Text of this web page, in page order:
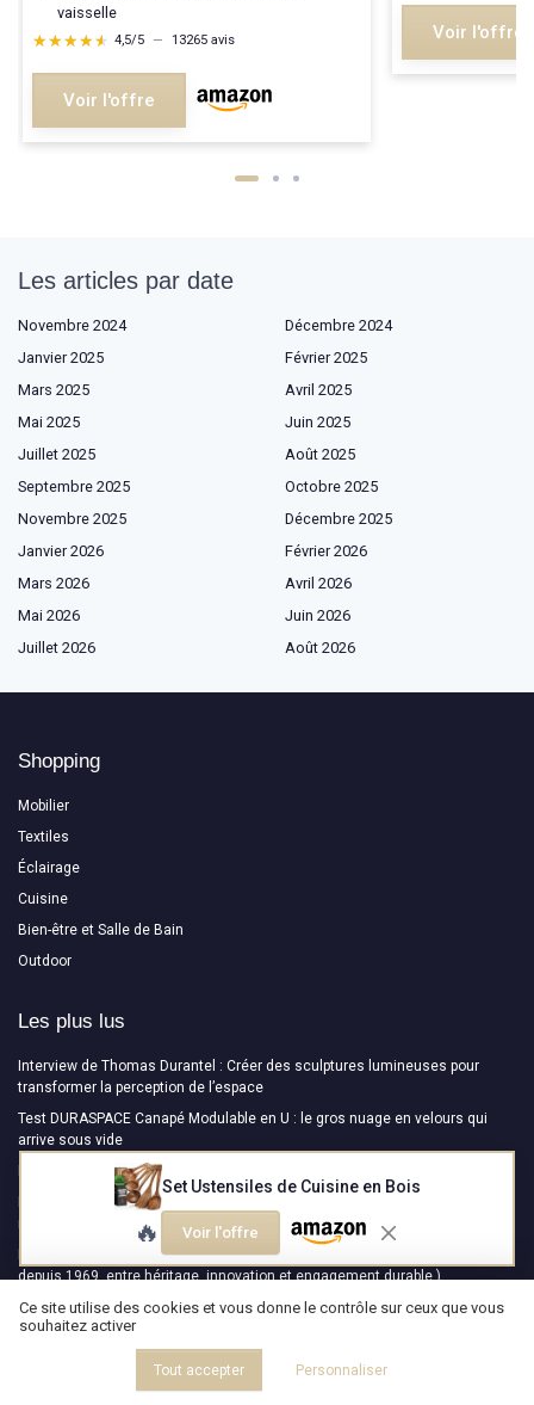
vaisselle
★★★★★
★★★★★ 4,5/5 — 13265 avis
Voir l'offre
Voir l'offre
Set Ustensiles de Cuisine en Bois
🔥 Voir l'offre
Les articles par date
Novembre 2024
Décembre 2024
Janvier 2025
Février 2025
Mars 2025
Avril 2025
Mai 2025
Juin 2025
Juillet 2025
Août 2025
Septembre 2025
Octobre 2025
Novembre 2025
Décembre 2025
Janvier 2026
Février 2026
Mars 2026
Avril 2026
Mai 2026
Juin 2026
Juillet 2026
Août 2026
Shopping
Mobilier
Textiles
Éclairage
Cuisine
Bien-être et Salle de Bain
Outdoor
Les plus lus
Interview de Thomas Durantel : Créer des sculptures lumineuses pour
transformer la perception de l’espace
Test DURASPACE Canapé Modulable en U : le gros nuage en velours qui
arrive sous vide
L'élégance intemporelle de la table basse galet
Interview de Hugo Delavelle : Ostal - Une collection qui allie design
moderne et savoir-faire ancestral
Interview de Nicolas Causin : NEOSIEGES ( Maître de la Carcasse de Siège
depuis 1969, entre héritage, innovation et engagement durable )
Les derniers articles
Choisir une console en bois massif ancienne : guide expert pour un meuble
Ce site utilise des cookies et vous donne le contrôle sur ceux que vous
souhaitez activer
Tout accepter Personnaliser